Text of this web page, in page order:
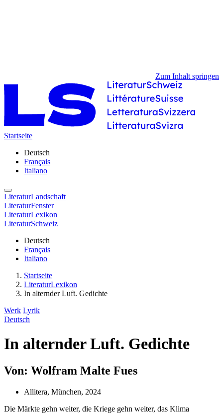
Zum Inhalt springen
Startseite
Deutsch
Français
Italiano
LiteraturLandschaft
LiteraturFenster
LiteraturLexikon
LiteraturSchweiz
Deutsch
Français
Italiano
Startseite
LiteraturLexikon
In alternder Luft. Gedichte
Werk Lyrik
Deutsch
In alternder Luft. Gedichte
Von: Wolfram Malte Fues
Allitera, München, 2024
Die Märkte gehn weiter, die Kriege gehn weiter, das Klima